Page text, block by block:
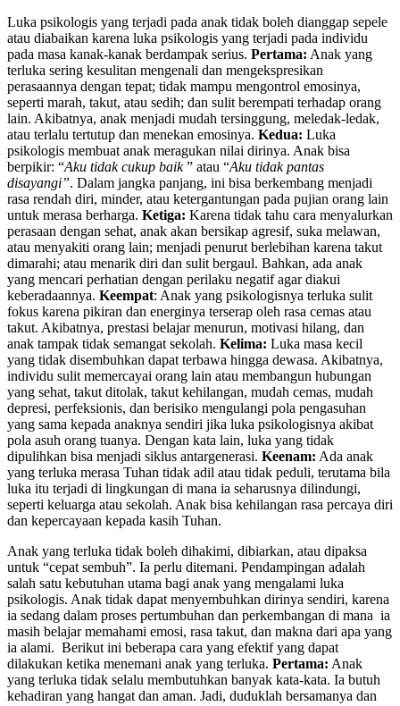
Luka psikologis yang terjadi pada anak tidak boleh dianggap sepele
atau diabaikan karena luka psikologis yang terjadi pada individu
pada masa kanak-kanak berdampak serius. Pertama: Anak yang
terluka sering kesulitan mengenali dan mengekspresikan
perasaannya dengan tepat; tidak mampu mengontrol emosinya,
seperti marah, takut, atau sedih; dan sulit berempati terhadap orang
lain. Akibatnya, anak menjadi mudah tersinggung, meledak-ledak,
atau terlalu tertutup dan menekan emosinya. Kedua: Luka
psikologis membuat anak meragukan nilai dirinya. Anak bisa
berpikir: “Aku tidak cukup baik” atau “Aku tidak pantas
disayangi”. Dalam jangka panjang, ini bisa berkembang menjadi
rasa rendah diri, minder, atau ketergantungan pada pujian orang lain
untuk merasa berharga. Ketiga: Karena tidak tahu cara menyalurkan
perasaan dengan sehat, anak akan bersikap agresif, suka melawan,
atau menyakiti orang lain; menjadi penurut berlebihan karena takut
dimarahi; atau menarik diri dan sulit bergaul. Bahkan, ada anak
yang mencari perhatian dengan perilaku negatif agar diakui
keberadaannya. Keempat: Anak yang psikologisnya terluka sulit
fokus karena pikiran dan energinya terserap oleh rasa cemas atau
takut. Akibatnya, prestasi belajar menurun, motivasi hilang, dan
anak tampak tidak semangat sekolah. Kelima: Luka masa kecil
yang tidak disembuhkan dapat terbawa hingga dewasa. Akibatnya,
individu sulit memercayai orang lain atau membangun hubungan
yang sehat, takut ditolak, takut kehilangan, mudah cemas, mudah
depresi, perfeksionis, dan berisiko mengulangi pola pengasuhan
yang sama kepada anaknya sendiri jika luka psikologisnya akibat
pola asuh orang tuanya. Dengan kata lain, luka yang tidak
dipulihkan bisa menjadi siklus antargenerasi. Keenam: Ada anak
yang terluka merasa Tuhan tidak adil atau tidak peduli, terutama bila
luka itu terjadi di lingkungan di mana ia seharusnya dilindungi,
seperti keluarga atau sekolah. Anak bisa kehilangan rasa percaya diri
dan kepercayaan kepada kasih Tuhan.
Anak yang terluka tidak boleh dihakimi, dibiarkan, atau dipaksa
untuk “cepat sembuh”. Ia perlu ditemani. Pendampingan adalah
salah satu kebutuhan utama bagi anak yang mengalami luka
psikologis. Anak tidak dapat menyembuhkan dirinya sendiri, karena
ia sedang dalam proses pertumbuhan dan perkembangan di mana ia
masih belajar memahami emosi, rasa takut, dan makna dari apa yang
ia alami. Berikut ini beberapa cara yang efektif yang dapat
dilakukan ketika menemani anak yang terluka. Pertama: Anak
yang terluka tidak selalu membutuhkan banyak kata-kata. Ia butuh
kehadiran yang hangat dan aman. Jadi, duduklah bersamanya dan